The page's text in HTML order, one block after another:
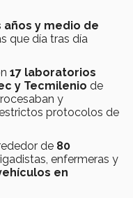
años y medio de
que día tras día
17 laboratorios
y Tecmilenio de
y
protocolos de
de 80
enfermeras y
en